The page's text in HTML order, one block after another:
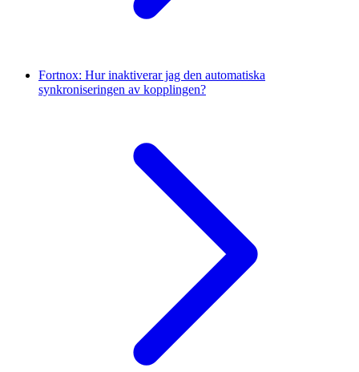
Fortnox: Hur inaktiverar jag den automatiska
synkroniseringen av kopplingen?